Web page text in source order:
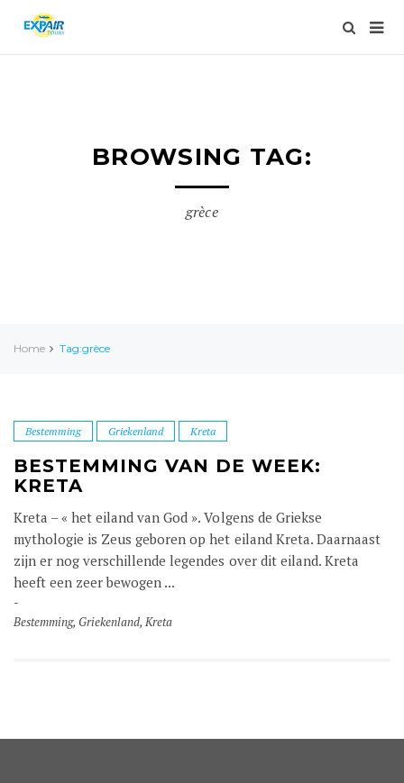
BROWSING TAG:
grèce
Home Tag:grèce
Bestemming Griekenland Kreta
BESTEMMING VAN DE WEEK:
KRETA
Kreta – « het eiland van God ». Volgens de Griekse
mythologie is Zeus geboren op het eiland Kreta. Daarnaast
zijn er nog verschillende legendes over dit eiland. Kreta
heeft een zeer bewogen ...
Bestemming, Griekenland,Kreta